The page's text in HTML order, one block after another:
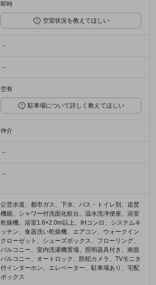
即時
空室状況を教えてほしい
－
－
空有
駐車場について詳しく教えてほしい
仲介
－
－
公営水道、都市ガス、下水、バス・トイレ別、追焚
機能、シャワー付洗面化粧台、温水洗浄便座、浴室
乾燥機、浴室1.6×2.0m以上、IHコンロ、システムキ
ッチン、食器洗い乾燥機、エアコン、ウォークイン
クローゼット、シューズボックス、フローリング、
バルコニー、室内洗濯機置場、照明器具付き、南面
バルコニー、オートロック、防犯カメラ、TVモニタ
付インターホン、エレベーター、駐車場あり、宅配
ボックス